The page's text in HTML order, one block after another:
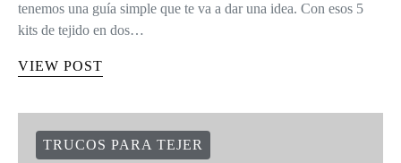
tenemos una guía simple que te va a dar una idea. Con esos 5
kits de tejido en dos…
VIEW POST
TRUCOS PARA TEJER